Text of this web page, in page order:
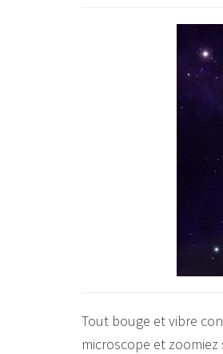
Tout bouge et vibre
microscope et